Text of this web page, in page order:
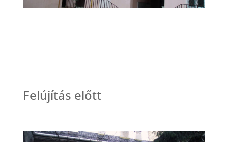
Felújítás előtt